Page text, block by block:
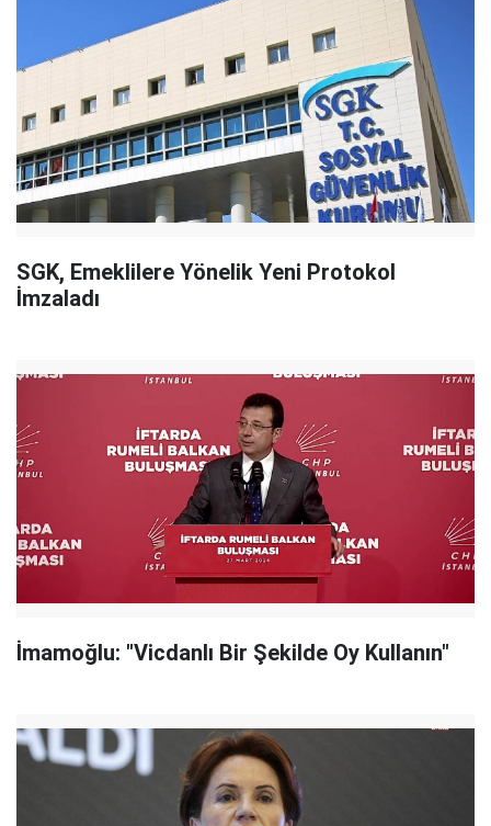
SGK, Emeklilere Yönelik Yeni Protokol
İmzaladı
İmamoğlu: "Vicdanlı Bir Şekilde Oy Kullanın"